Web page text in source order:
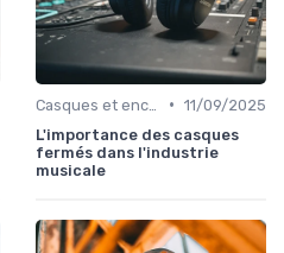
• 11/09/2025
L'importance des casques
fermés dans l'industrie
musicale